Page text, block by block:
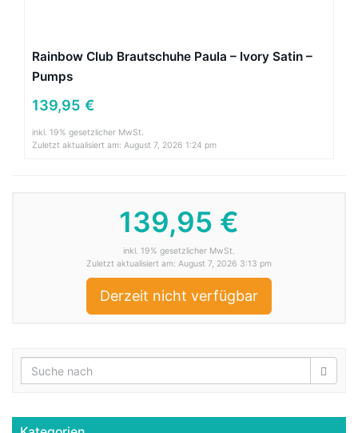
Rainbow Club Brautschuhe Paula – Ivory Satin –
Pumps
139,95 €
inkl. 19% gesetzlicher MwSt.
Zuletzt aktualisiert am: August 7, 2026 1:24 pm
139,95 €
inkl. 19% gesetzlicher MwSt.
Zuletzt aktualisiert am: August 7, 2026 3:13 pm
Derzeit nicht verfügbar